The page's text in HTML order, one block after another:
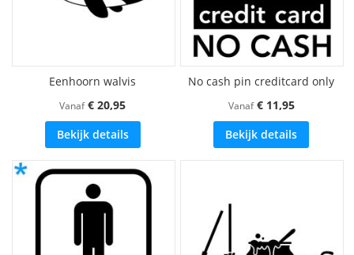
Eenhoorn walvis
Vanaf € 20,95
Bekijk details
No cash pin creditcard only
Vanaf € 11,95
Bekijk details